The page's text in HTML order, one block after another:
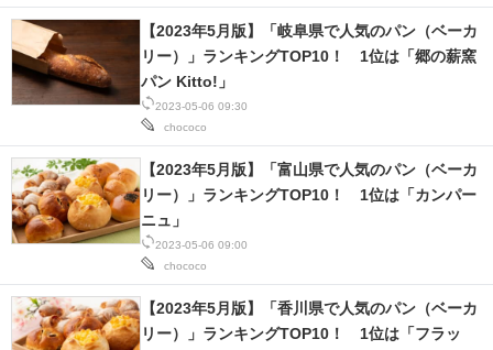
2023-05-06 09:30
chococo
【2023年5月版】「岐阜県で人気のパン（ベーカ
リー）」ランキングTOP10！ 1位は「郷の薪窯
パン Kitto!」
2023-05-06 09:00
chococo
【2023年5月版】「富山県で人気のパン（ベーカ
リー）」ランキングTOP10！ 1位は「カンパー
ニュ」
【2023年5月版】「香川県で人気のパン（ベーカ
リー）」ランキングTOP10！ 1位は「フラッ